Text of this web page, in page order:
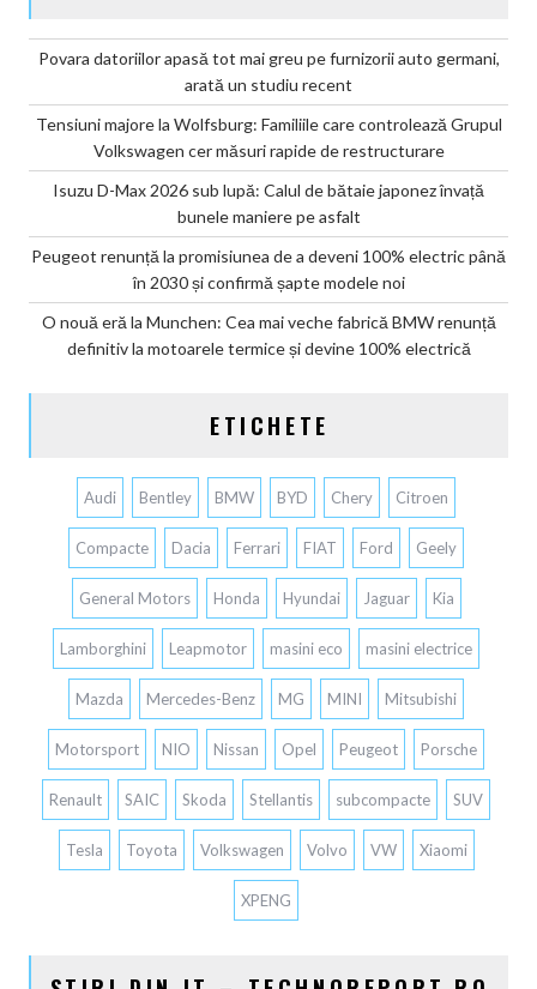
Povara datoriilor apasă tot mai greu pe furnizorii auto germani,
arată un studiu recent
Tensiuni majore la Wolfsburg: Familiile care controlează Grupul
Volkswagen cer măsuri rapide de restructurare
Isuzu D-Max 2026 sub lupă: Calul de bătaie japonez învață
bunele maniere pe asfalt
Peugeot renunță la promisiunea de a deveni 100% electric până
în 2030 și confirmă șapte modele noi
O nouă eră la Munchen: Cea mai veche fabrică BMW renunță
definitiv la motoarele termice și devine 100% electrică
ETICHETE
Audi Bentley BMW BYD Chery Citroen
Compacte Dacia Ferrari FIAT Ford Geely
General Motors Honda Hyundai Jaguar Kia
Lamborghini Leapmotor masini eco masini electrice
Mazda Mercedes-Benz MG MINI Mitsubishi
Motorsport NIO Nissan Opel Peugeot Porsche
Renault SAIC Skoda Stellantis subcompacte SUV
Tesla Toyota Volkswagen Volvo VW Xiaomi
XPENG